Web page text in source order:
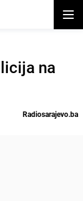
na
Radiosarajevo.ba